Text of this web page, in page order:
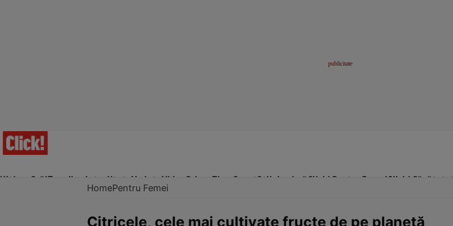
Ultima Oră!Trending Actualitate Vedete Video Prime Time SportStil de viațăClick! Pentru FemeiClick! Sănătate
HomePentru Femei
Citricele, cele mai cultivate fructe de pe planetă